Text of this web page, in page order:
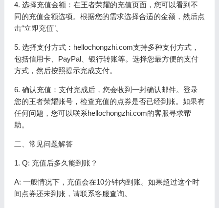
4. 选择充值金额：在王者荣耀的充值页面，您可以看到不
同的充值金额选项。根据您的需求选择合适的金额，然后点
击“立即充值”。
5. 选择支付方式：hellochongzhi.com支持多种支付方式，
包括信用卡、PayPal、银行转账等。选择您最方便的支付
方式，然后按照提示完成支付。
6. 确认充值：支付完成后，您会收到一封确认邮件。登录
您的王者荣耀账号，检查充值的点券是否已经到账。如果有
任何问题，您可以联系hellochongzhi.com的客服寻求帮
助。
二、常见问题解答
1. Q: 充值后多久能到账？
A: 一般情况下，充值会在10分钟内到账。如果超过这个时
间点券还未到账，请联系客服查询。